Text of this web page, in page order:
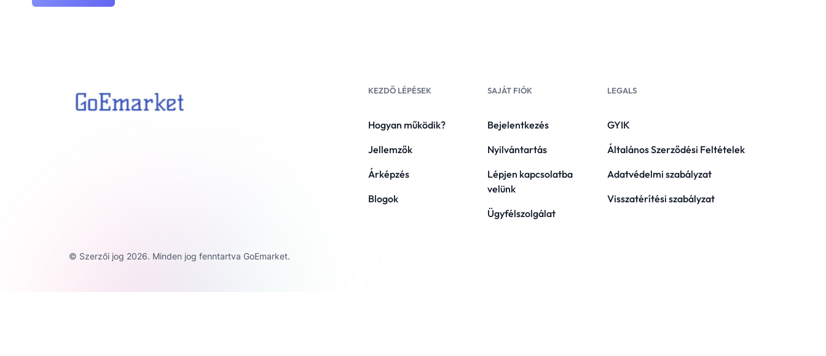
KEZDŐ LÉPÉSEK
Hogyan működik?
Jellemzők
Árképzés
Blogok
SAJÁT FIÓK
Bejelentkezés
Nyilvántartás
Lépjen kapcsolatba
velünk
Ügyfélszolgálat
LEGALS
GYIK
Általános Szerződési Feltételek
Adatvédelmi szabályzat
Visszatérítési szabályzat
© Szerzői jog 2026. Minden jog fenntartva GoEmarket.